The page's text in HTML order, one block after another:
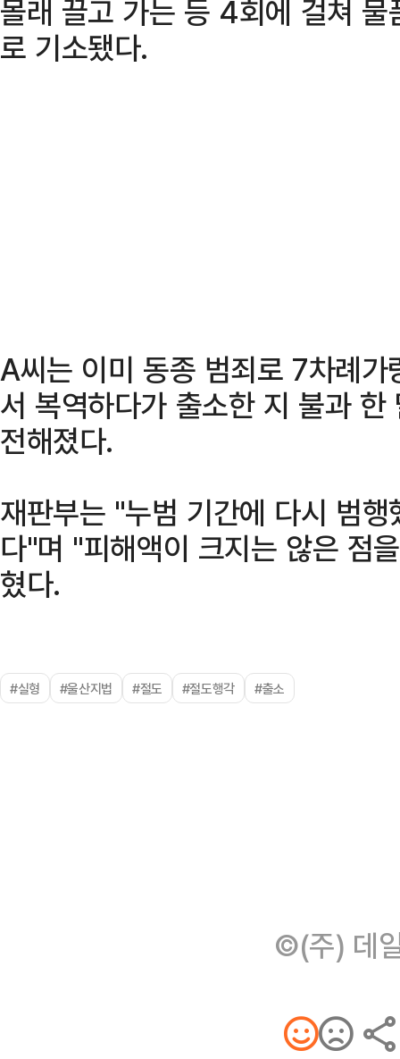
몰래 끌고 가는 등 4회에 걸쳐
로 기소됐다.
A씨는 이미 동종 범죄로 7차례
서 복역하다가 출소한 지 불과
전해졌다.
재판부는 "누범 기간에 다시 범
다"며 "피해액이 크지는 않은 점
혔다.
#실형 #울산지법 #절도 #절도행각 #출소
©(주) 데